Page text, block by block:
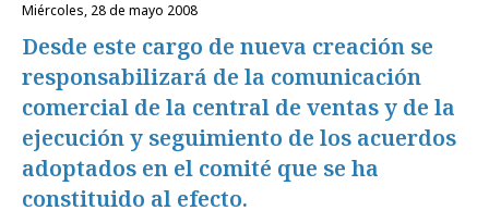
miércoles, 28 de mayo 2008
Desde este cargo de nueva creación se
responsabilizará de la comunicación
comercial de la central de ventas y de la
ejecución y seguimiento de los acuerdos
adoptados en el comité que se ha
constituido al efecto.